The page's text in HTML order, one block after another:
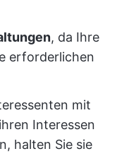
, da Ihre
erforderlichen
mit
Interessen
halten Sie sie